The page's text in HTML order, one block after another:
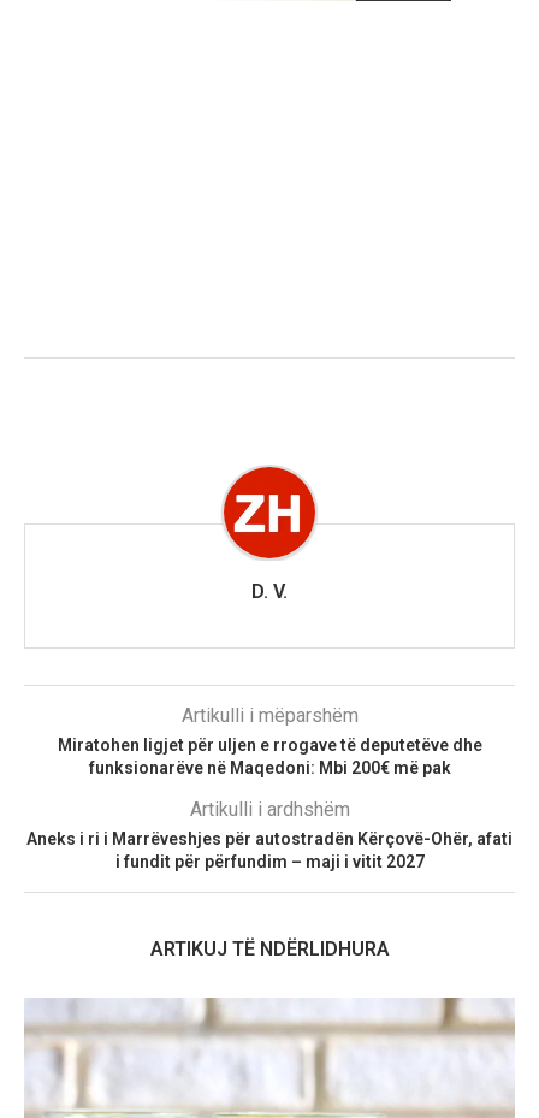
D. V.
Artikulli i mëparshëm
Miratohen ligjet për uljen e rrogave të deputetëve dhe
funksionarëve në Maqedoni: Mbi 200€ më pak
Artikulli i ardhshëm
Aneks i ri i Marrëveshjes për autostradën Kërçovë-Ohër, afati
i fundit për përfundim – maji i vitit 2027
ARTIKUJ TË NDËRLIDHURA